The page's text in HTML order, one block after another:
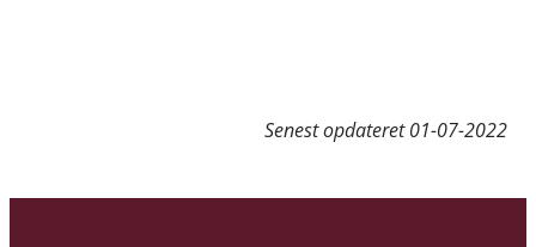
Senest opdateret01-07-2022